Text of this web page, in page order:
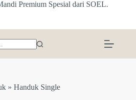
Premium Spesial dari SOEL.
» Handuk Single